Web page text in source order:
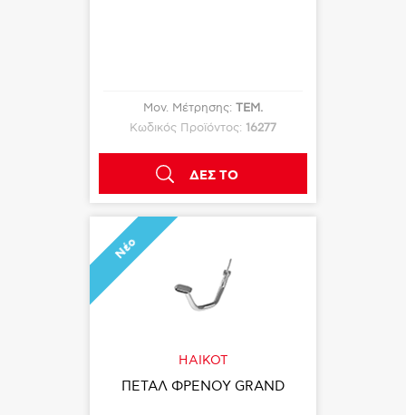
Μον. Μέτρησης: ΤΕΜ.
Κωδικός Προϊόντος: 16277
ΔΕΣ ΤΟ
Νέο
HAIKOT
ΠΕΤΑΛ ΦΡΕΝΟΥ GRAND